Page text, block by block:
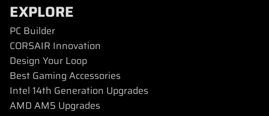
EXPLORE
PC Builder
CORSAIR Innovation
Design Your Loop
Best Gaming Accessories
Intel 14th Generation Upgrades
AMD AM5 Upgrades